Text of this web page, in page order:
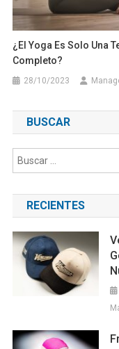
¿El Yoga Es Solo Una
Completo?
28/10/2023
BUSCAR
RECIENTES